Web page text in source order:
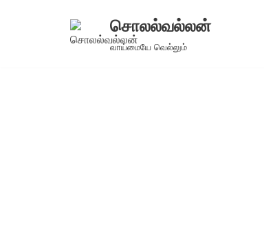
சொலல்வல்லன்
வாய்மையே வெல்லும்